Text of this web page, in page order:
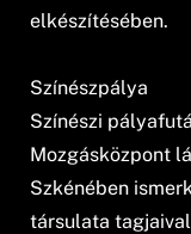
elkészítésében.
Színészpálya
Színészi
Mozgásközpont
Szkénében
társulata